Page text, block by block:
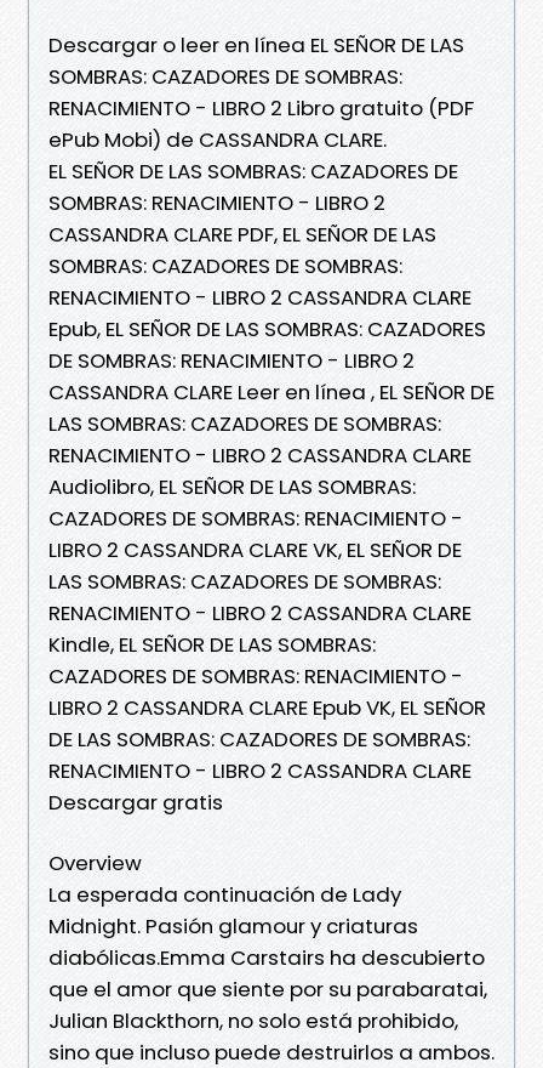
Descargar o leer en línea EL SEÑOR DE LAS
SOMBRAS: CAZADORES DE SOMBRAS:
RENACIMIENTO - LIBRO 2 Libro gratuito (PDF
ePub Mobi) de CASSANDRA CLARE.
EL SEÑOR DE LAS SOMBRAS: CAZADORES DE
SOMBRAS: RENACIMIENTO - LIBRO 2
CASSANDRA CLARE PDF, EL SEÑOR DE LAS
SOMBRAS: CAZADORES DE SOMBRAS:
RENACIMIENTO - LIBRO 2 CASSANDRA CLARE
Epub, EL SEÑOR DE LAS SOMBRAS: CAZADORES
DE SOMBRAS: RENACIMIENTO - LIBRO 2
CASSANDRA CLARE Leer en línea , EL SEÑOR DE
LAS SOMBRAS: CAZADORES DE SOMBRAS:
RENACIMIENTO - LIBRO 2 CASSANDRA CLARE
Audiolibro, EL SEÑOR DE LAS SOMBRAS:
CAZADORES DE SOMBRAS: RENACIMIENTO -
LIBRO 2 CASSANDRA CLARE VK, EL SEÑOR DE
LAS SOMBRAS: CAZADORES DE SOMBRAS:
RENACIMIENTO - LIBRO 2 CASSANDRA CLARE
Kindle, EL SEÑOR DE LAS SOMBRAS:
CAZADORES DE SOMBRAS: RENACIMIENTO -
LIBRO 2 CASSANDRA CLARE Epub VK, EL SEÑOR
DE LAS SOMBRAS: CAZADORES DE SOMBRAS:
RENACIMIENTO - LIBRO 2 CASSANDRA CLARE
Descargar gratis
Overview
La esperada continuación de Lady
Midnight. Pasión glamour y criaturas
diabólicas.Emma Carstairs ha descubierto
que el amor que siente por su parabaratai,
Julian Blackthorn, no solo está prohibido,
sino que incluso puede destruirlos a ambos.